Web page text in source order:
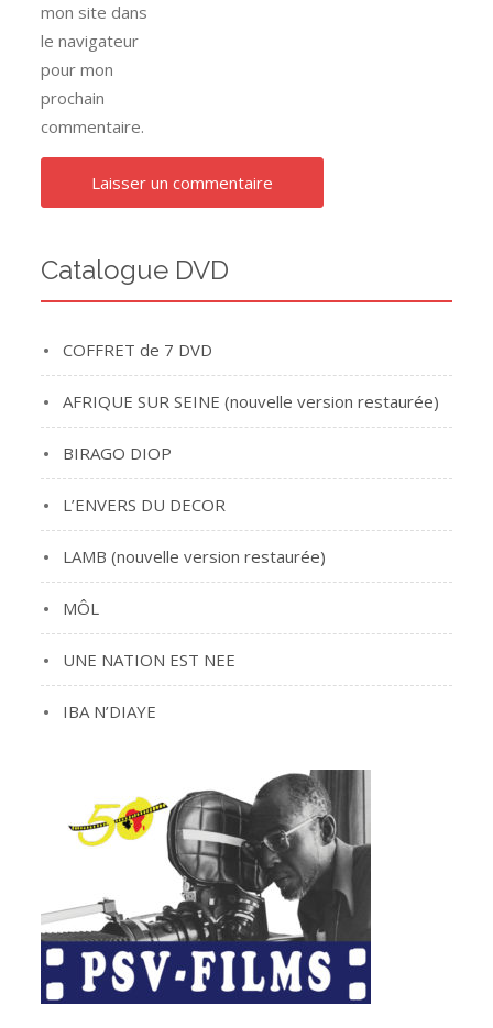
mon site dans
le navigateur
pour mon
prochain
commentaire.
Catalogue DVD
COFFRET de 7 DVD
AFRIQUE SUR SEINE (nouvelle version restaurée)
BIRAGO DIOP
L’ENVERS DU DECOR
LAMB (nouvelle version restaurée)
MÔL
UNE NATION EST NEE
IBA N’DIAYE